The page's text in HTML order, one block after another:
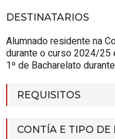
DESTINATARIOS
Alumnado residente na
durante o curso2024/25
1º de Bacharelato
REQUISITOS
CONTÍA E TIPO DE